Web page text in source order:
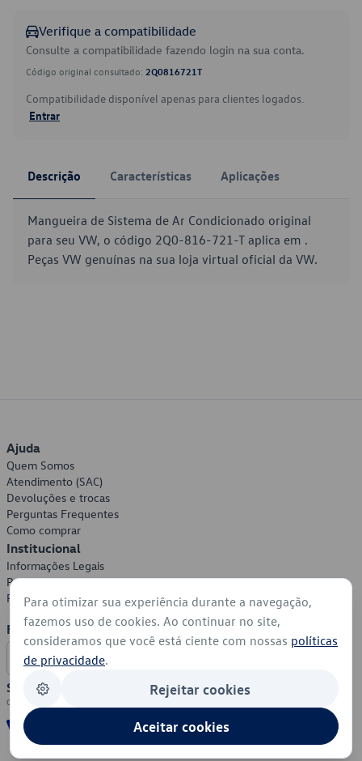
Verifique a compatibilidade
Consulte a compatibilidade fazendo login na sua conta.
Código original consultado: 2Q0816721T
Compatibilidade disponível apenas para clientes logados.
Entrar
Descrição Características Aplicações
Mangueira de Sistema de Ar Condicionado original
para seu VW, o código 2Q0-816-721-T aplica em .
Peças VW genuínas na sua loja virtual oficial da VW.
Ajuda
Quem Somos
Atendimento (SAC)
Devoluções e trocas
Perguntas Frequentes
Como comprar
Institucional
Informações Legais
Política de Privacidade
Política de Cookies
Formas de Pagamento
Segurança
Para otimizar sua experiência durante a navegação,
fazemos uso de cookies. Ao continuar no site,
consideramos que você está ciente com nossas políticas
de privacidade.
Rejeitar cookies
Aceitar cookies